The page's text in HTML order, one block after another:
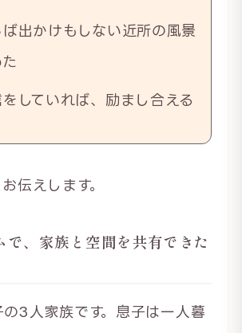
出かけもしない近所の風景
していれば、励まし合える
伝えします。
で、家族と空間を共有できた
3人家族です。息子は一人暮